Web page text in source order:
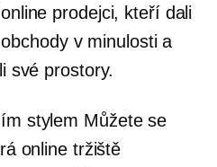
prodejci, kteří dali
v minulosti a
své prostory.
stylem Můžete se
online tržiště